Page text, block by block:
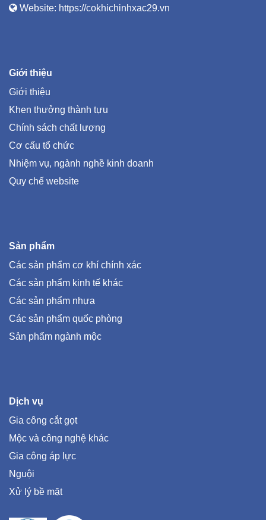
Website: https://cokhichinhxac29.vn
Giới thiệu
Giới thiệu
Khen thưởng thành tựu
Chính sách chất lượng
Cơ cấu tổ chức
Nhiệm vụ, ngành nghề kinh doanh
Quy chế website
Sản phẩm
Các sản phẩm cơ khí chính xác
Các sản phẩm kinh tế khác
Các sản phẩm nhựa
Các sản phẩm quốc phòng
Sản phẩm ngành mộc
Dịch vụ
Gia công cắt gọt
Mộc và công nghệ khác
Gia công áp lực
Nguội
Xử lý bề mặt